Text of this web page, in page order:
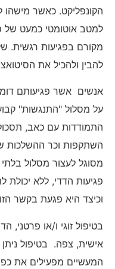
הקונפליקט. כאשר מישהו
למטב אוטומטי כמעט של
מקורם בפגיעות רגשית.
להבין ולהכיל את
אנשים אשר פגיעותם
על מסלול "התנגשות"
התמודדות עם כאב,
השתקפות וכר ההשלכות
מסוגל לעצור מסלול
פגיעות הדדי, ללא
וכיצד היא פגעת בקשר
בטיפול זוגי ו/או פרטני,
אישית, צפה. בטיפול ניתן
המעשיים מפעילים את